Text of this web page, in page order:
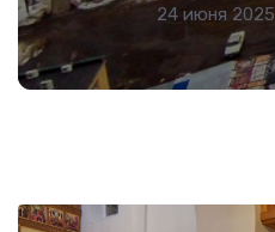
24 июня 2025